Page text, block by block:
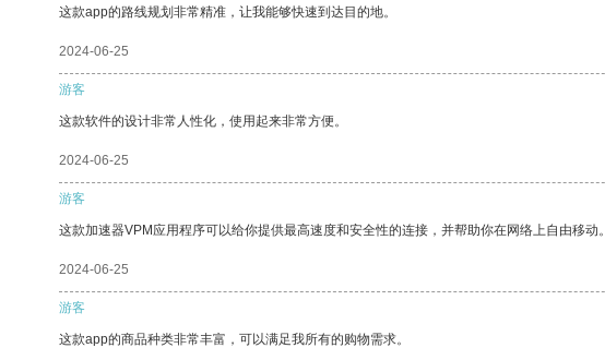
这款app的路线规划非常精准，让我能够快速到达目的地。
2024-06-25
游客
这款软件的设计非常人性化，使用起来非常方便。
2024-06-25
游客
这款加速器VPM应用程序可以给你提供最高速度和安全性的连接，并帮助你在网络上自由移动。
2024-06-25
游客
这款app的商品种类非常丰富，可以满足我所有的购物需求。